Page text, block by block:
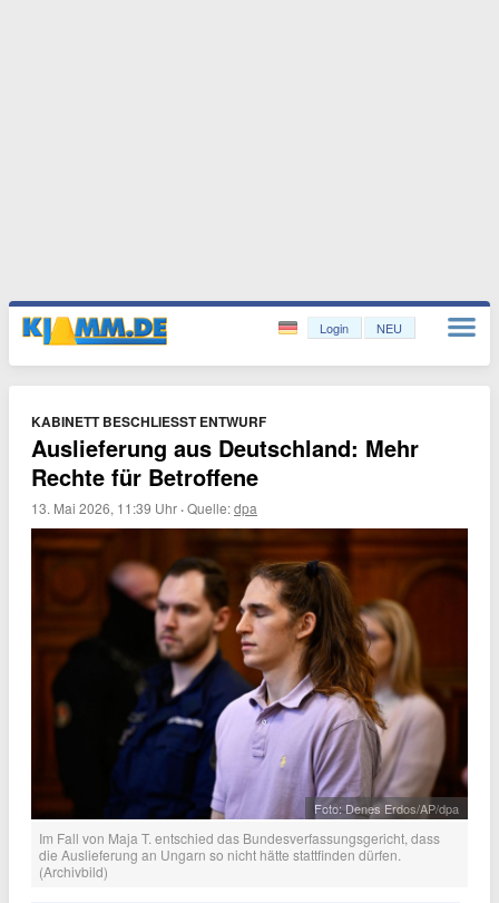
Login NEU
KABINETT BESCHLIESST ENTWURF
Auslieferung aus Deutschland: Mehr
Rechte für Betroffene
13. Mai 2026, 11:39 Uhr ·Quelle:dpa
Foto: Denes Erdos/AP/dpa
Im Fall von Maja T. entschied das Bundesverfassungsgericht, dass
die Auslieferung an Ungarn so nicht hätte stattfinden dürfen.
(Archivbild)